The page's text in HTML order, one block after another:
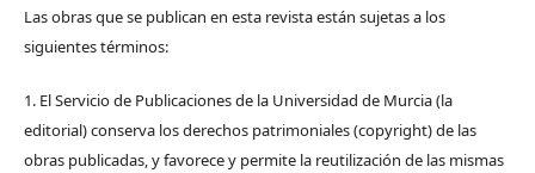
Las obras que se publican en esta revista están sujetas a los
siguientes términos:
1. El Servicio de Publicaciones de la Universidad de Murcia (la
editorial) conserva los derechos patrimoniales (copyright) de las
obras publicadas, y favorece y permite la reutilización de las mismas